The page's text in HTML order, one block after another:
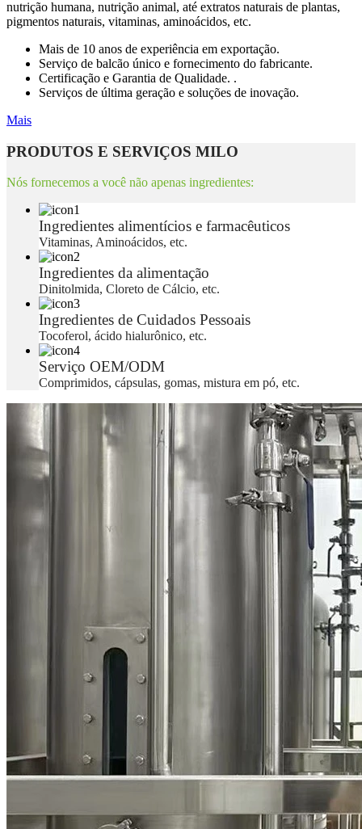
nutrição humana, nutrição animal, até extratos naturais de plantas,
pigmentos naturais, vitaminas, aminoácidos, etc.
Mais de 10 anos de experiência em exportação.
Serviço de balcão único e fornecimento do fabricante.
Certificação e Garantia de Qualidade. .
Serviços de última geração e soluções de inovação.
Mais
PRODUTOS E SERVIÇOS MILO
Nós fornecemos a você não apenas ingredientes:
Ingredientes alimentícios e farmacêuticos
Vitaminas, Aminoácidos, etc.
Ingredientes da alimentação
Dinitolmida, Cloreto de Cálcio, etc.
Ingredientes de Cuidados Pessoais
Tocoferol, ácido hialurônico, etc.
Serviço OEM/ODM
Comprimidos, cápsulas, gomas, mistura em pó, etc.